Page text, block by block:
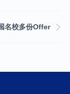
名校多份Offer